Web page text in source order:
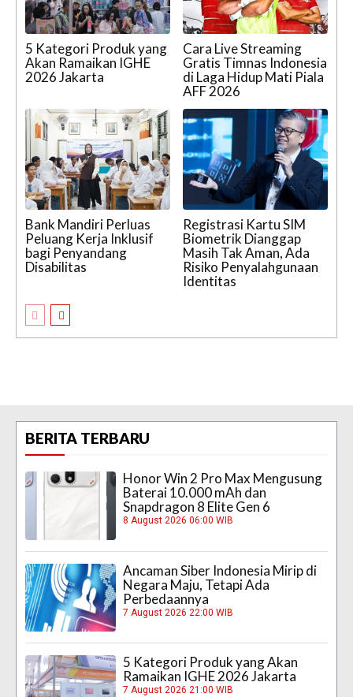
5 Kategori Produk yang
Akan Ramaikan IGHE
2026 Jakarta
Cara Live Streaming
Gratis Timnas Indonesia
di Laga Hidup Mati Piala
AFF 2026
Bank Mandiri Perluas
Peluang Kerja Inklusif
bagi Penyandang
Disabilitas
Registrasi Kartu SIM
Biometrik Dianggap
Masih Tak Aman, Ada
Risiko Penyalahgunaan
Identitas
BERITA TERBARU
Honor Win 2 Pro Max Mengusung
Baterai 10.000 mAh dan
Snapdragon 8 Elite Gen 6
8 August 2026 06:00 WIB
Ancaman Siber Indonesia Mirip di
Negara Maju, Tetapi Ada
Perbedaannya
7 August 2026 22:00 WIB
5 Kategori Produk yang Akan
Ramaikan IGHE 2026 Jakarta
7 August 2026 21:00 WIB